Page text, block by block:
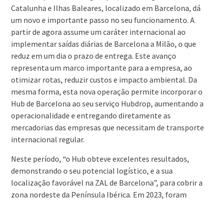
Catalunha e Ilhas Baleares, localizado em Barcelona, dá
um novo e importante passo no seu funcionamento. A
partir de agora assume um caráter internacional ao
implementar saídas diárias de Barcelona a Milão, o que
reduz em um dia o prazo de entrega. Este avanço
representa um marco importante para a empresa, ao
otimizar rotas, reduzir custos e impacto ambiental. Da
mesma forma, esta nova operação permite incorporar o
Hub de Barcelona ao seu serviço Hubdrop, aumentando a
operacionalidade e entregando diretamente as
mercadorias das empresas que necessitam de transporte
internacional regular.
Neste período, “o Hub obteve excelentes resultados,
demonstrando o seu potencial logístico, e a sua
localização favorável na ZAL de Barcelona”, para cobrir a
zona nordeste da Península Ibérica. Em 2023, foram